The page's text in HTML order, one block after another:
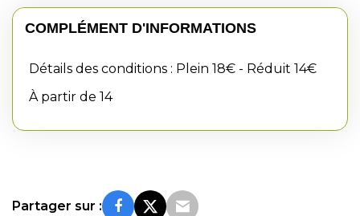
COMPLÉMENT D'INFORMATIONS
Détails des conditions : Plein 18€ - Réduit 14€
À partir de 14
Partager sur :